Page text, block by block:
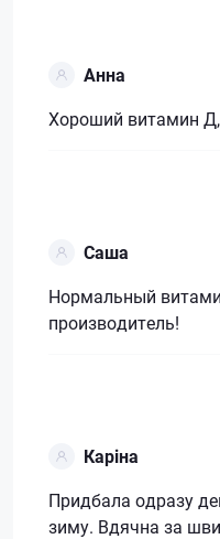
Анна
Хороший витамин
Саша
Нормальный
производитель!
Каріна
Придбала одразу
зиму. Вдячна за